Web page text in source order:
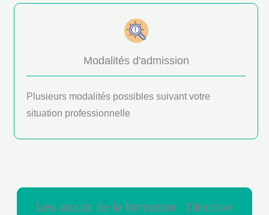
Modalités d'admission
Plusieurs modalités possibles suivant votre
situation professionnelle
Les atouts de la formation : Directive